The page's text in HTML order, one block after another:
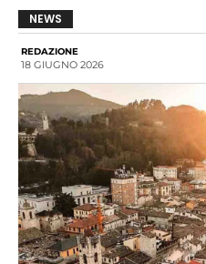
NEWS
REDAZIONE
18 GIUGNO 2026